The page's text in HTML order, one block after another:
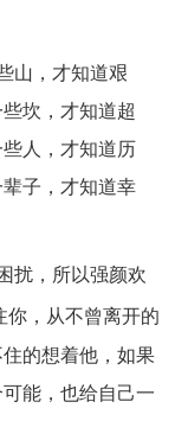
山，才知道艰
坎，才知道超
人，才知道历
子，才知道幸
扰，所以强颜欢
你，从不曾离开的
的想着他，如果
能，也给自己一